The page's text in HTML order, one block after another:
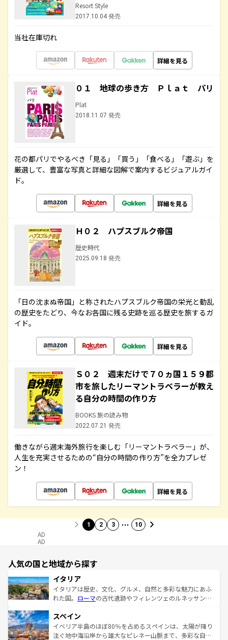
Resort Style
2017.10.04 発売
当社在庫切れ
詳細を見る
０１ 地球の歩き方 Ｐｌａｔ パリ
Plat
2018.11.07 発売
花の都パリでやるべき「見る」「買う」「食べる」「遊ぶ」を
厳選して、豊富な写真と詳細な図解で案内するビジュアルガイ
ド。
詳細を見る
Ｈ０２ ハプスブルク帝国
歴史時代
2025.09.18 発売
「日の沈まぬ帝国」と称されたハプスブルク帝国の栄光と動乱
の歴史をたどり、今なお各国に残る史跡を巡る歴史を旅するガ
イド。
詳細を見る
Ｓ０２ 週末だけで７０ヵ国１５９都
市を旅したリーマントラベラーが教え
る自分の時間の作り方
BOOKS 旅の読み物
2022.07.21 発売
働きながら週末海外旅行を楽しむ「リーマントラベラー」が、
人生を充実させるための“自分の時間の作り方”を全力プレゼ
ン！
詳細を見る
1 2 3 … 10
AD
AD
人気の国と地域から探す
イタリア
イタリアは歴史、文化、グルメ、自然と多彩な魅力にあふ
れた国。 ローマの古代遺跡やフィレンツェのルネッサンス
ろん、トスカーナの美しい田園風景やアマルフィ海岸の絶
景など、自然景観も見逃せない。観光の合間には、本場の
ピザやパスタなど、絶品のイタリア料理を堪能することも
スペイン
イベリア半島のほぼ80％を占めるスペインは、太陽が降り
注ぐ地中海沿岸から雄大なピレネー山脈まで、多彩な自然